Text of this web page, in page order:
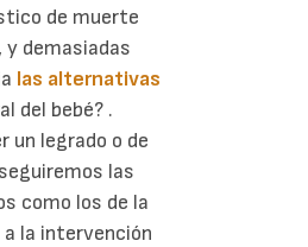
de muerte
y demasiadas
las alternativas
del bebé? .
un legrado o de
las
como los de la
la intervención